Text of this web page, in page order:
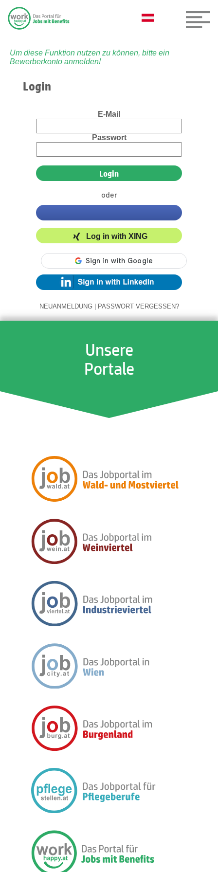
Um diese Funktion nutzen zu können, bitte ein
Bewerberkonto anmelden!
Login
E-Mail
Passwort
oder
Log in with XING
NEUANMELDUNG | PASSWORT VERGESSEN?
Unsere
Portale